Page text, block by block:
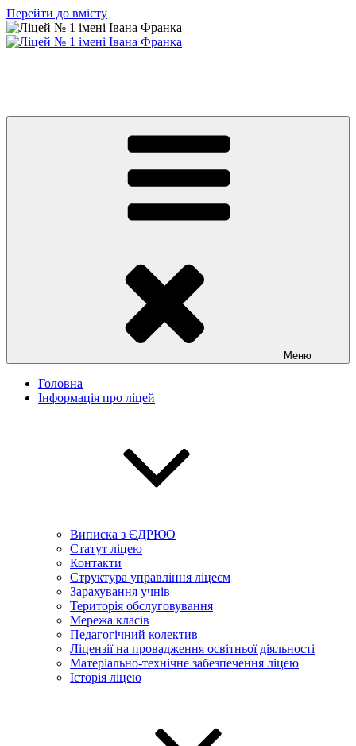
Перейти до вмісту
Меню
Головна
Інформація про ліцей
Виписка з ЄДРЮО
Статут ліцею
Контакти
Структура управління ліцеєм
Зарахування учнів
Територія обслуговування
Мережа класів
Педагогічний колектив
Ліцензії на провадження освітньої діяльності
Матеріально-технічне забезпечення ліцею
Історія ліцею